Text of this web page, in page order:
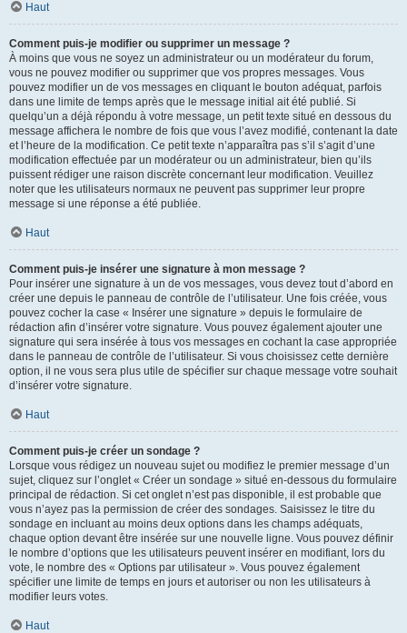
Haut
Comment puis-je modifier ou supprimer un message ?
À moins que vous ne soyez un administrateur ou un modérateur du forum,
vous ne pouvez modifier ou supprimer que vos propres messages. Vous
pouvez modifier un de vos messages en cliquant le bouton adéquat, parfois
dans une limite de temps après que le message initial ait été publié. Si
quelqu’un a déjà répondu à votre message, un petit texte situé en dessous du
message affichera le nombre de fois que vous l’avez modifié, contenant la date
et l’heure de la modification. Ce petit texte n’apparaîtra pas s’il s’agit d’une
modification effectuée par un modérateur ou un administrateur, bien qu’ils
puissent rédiger une raison discrète concernant leur modification. Veuillez
noter que les utilisateurs normaux ne peuvent pas supprimer leur propre
message si une réponse a été publiée.
Haut
Comment puis-je insérer une signature à mon message ?
Pour insérer une signature à un de vos messages, vous devez tout d’abord en
créer une depuis le panneau de contrôle de l’utilisateur. Une fois créée, vous
pouvez cocher la case « Insérer une signature » depuis le formulaire de
rédaction afin d’insérer votre signature. Vous pouvez également ajouter une
signature qui sera insérée à tous vos messages en cochant la case appropriée
dans le panneau de contrôle de l’utilisateur. Si vous choisissez cette dernière
option, il ne vous sera plus utile de spécifier sur chaque message votre souhait
d’insérer votre signature.
Haut
Comment puis-je créer un sondage ?
Lorsque vous rédigez un nouveau sujet ou modifiez le premier message d’un
sujet, cliquez sur l’onglet « Créer un sondage » situé en-dessous du formulaire
principal de rédaction. Si cet onglet n’est pas disponible, il est probable que
vous n’ayez pas la permission de créer des sondages. Saisissez le titre du
sondage en incluant au moins deux options dans les champs adéquats,
chaque option devant être insérée sur une nouvelle ligne. Vous pouvez définir
le nombre d’options que les utilisateurs peuvent insérer en modifiant, lors du
vote, le nombre des « Options par utilisateur ». Vous pouvez également
spécifier une limite de temps en jours et autoriser ou non les utilisateurs à
modifier leurs votes.
Haut